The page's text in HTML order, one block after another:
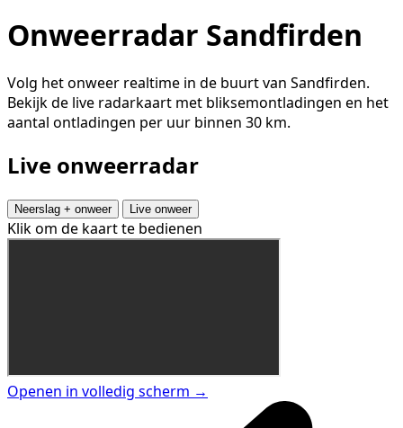
Onweerradar Sandfirden
Volg het onweer realtime in de buurt van Sandfirden.
Bekijk de live radarkaart met bliksemontladingen en het
aantal ontladingen per uur binnen 30 km.
Live onweerradar
Neerslag + onweer Live onweer
Klik om de kaart te bedienen
Openen in volledig scherm →